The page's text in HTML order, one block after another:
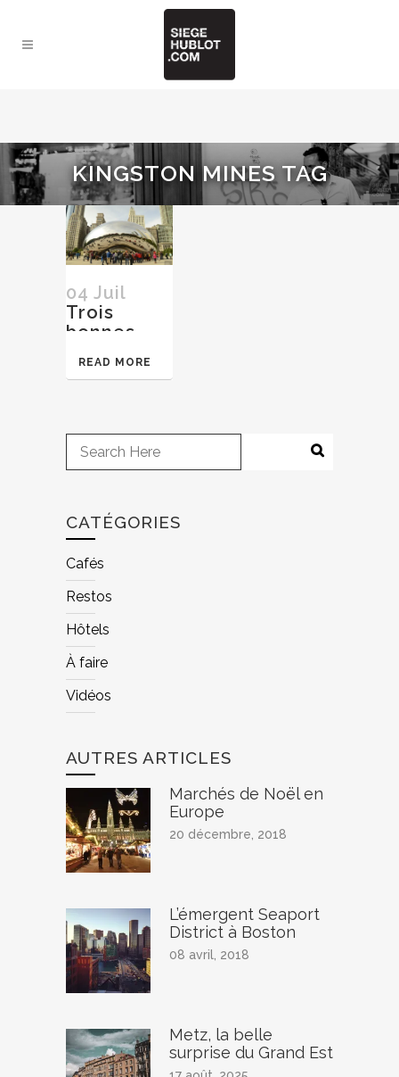
KINGSTON MINES TAG
04 Juil
Trois
bonnes
Chicago
READ MORE
CATÉGORIES
Cafés
Restos
Hôtels
À faire
Vidéos
AUTRES ARTICLES
Marchés de Noël en
Europe
20 décembre, 2018
L’émergent Seaport
District à Boston
08 avril, 2018
Metz, la belle
surprise du Grand Est